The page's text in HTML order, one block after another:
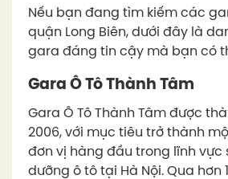
Nếu bạn đang tìm kiếm các
quận Long Biên, dưới đây là
gara đáng tin cậy mà bạn có
Gara Ô Tô Thành Tâm
Gara Ô Tô Thành Tâm được
2006, với mục tiêu trở thành
đơn vị hàng đầu trong lĩnh vực
dưỡng ô tô tại Hà Nội. Qua hơn